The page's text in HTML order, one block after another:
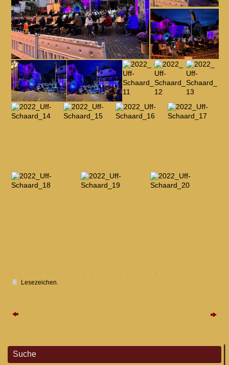
Lesezeichen.
Suche